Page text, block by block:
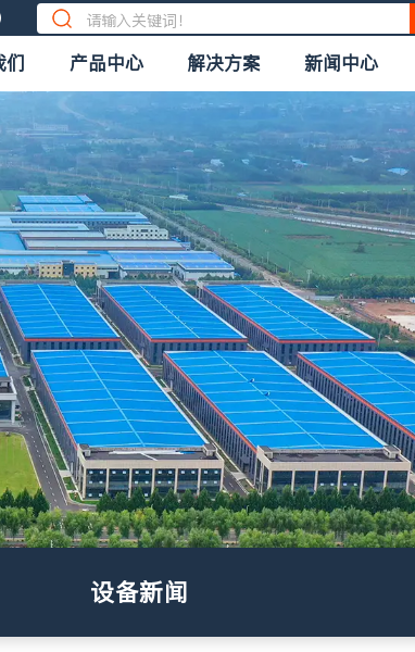
们 产品中心 解决方案 新闻中心
设备新闻